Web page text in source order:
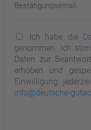
Bestätigungsemail.
Ich habe die
genommen. Ich
Daten zur
erhoben und
Einwilligung
info@deutsche-